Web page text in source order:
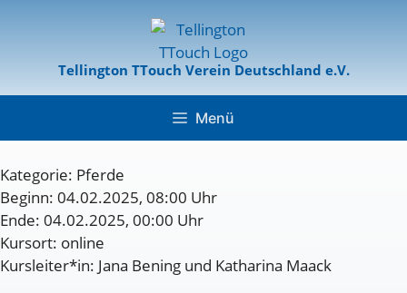
Tellington TTouch Verein Deutschland e.V.
Menü
Kategorie: Pferde
Beginn: 04.02.2025, 08:00 Uhr
Ende: 04.02.2025, 00:00 Uhr
Kursort: online
Kursleiter*in: Jana Bening und Katharina Maack